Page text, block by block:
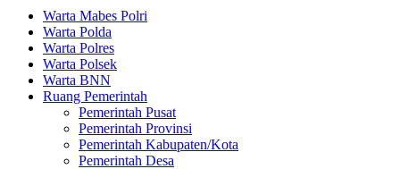
Jurnalisme
Positif
Warta Mabes Polri
Warta Polda
Warta Polres
Warta Polsek
Warta BNN
Ruang Pemerintah
Pemerintah Pusat
Pemerintah Provinsi
Pemerintah Kabupaten/Kota
Pemerintah Desa